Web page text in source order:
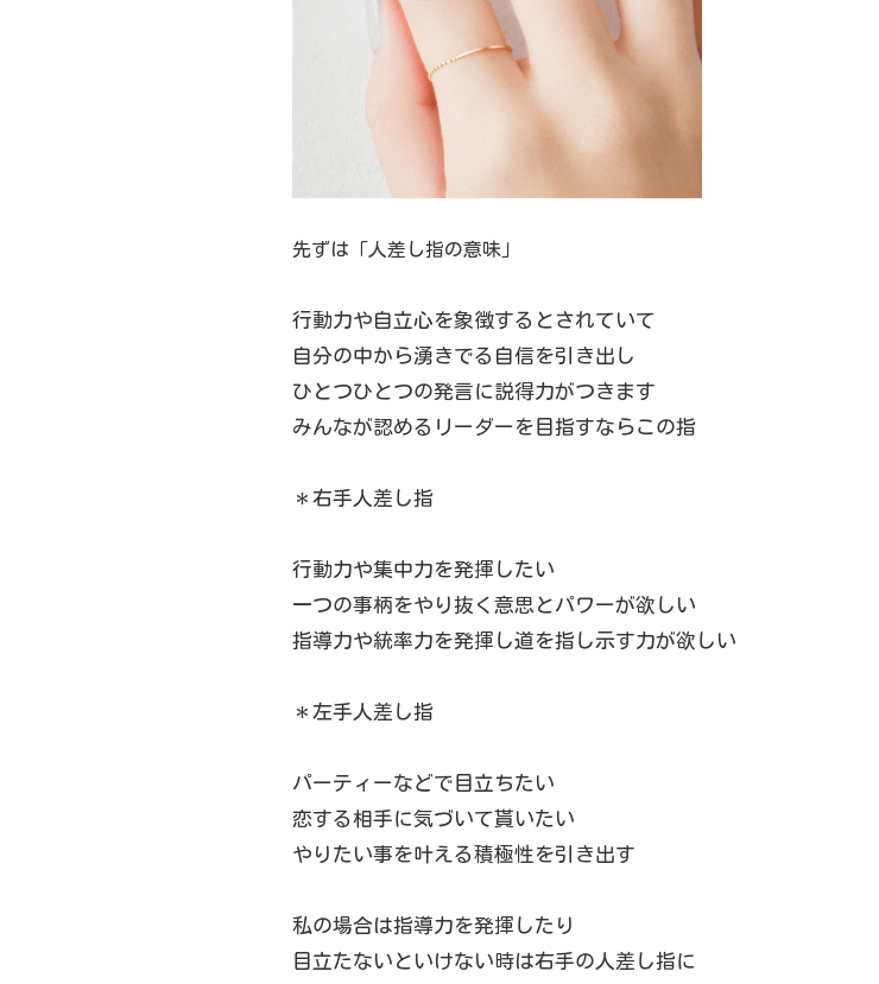
先ずは「人差し指の意味」
行動力や自立心を象徴するとされていて
自分の中から湧きでる自信を引き出し
ひとつひとつの発言に説得力がつきます
みんなが認めるリーダーを目指すならこの指
＊右手人差し指
行動力や集中力を発揮したい
一つの事柄をやり抜く意思とパワーが欲しい
指導力や統率力を発揮し道を指し示す力が欲しい
＊左手人差し指
パーティーなどで目立ちたい
恋する相手に気づいて貰いたい
やりたい事を叶える積極性を引き出す
私の場合は指導力を発揮したり
目立たないといけない時は右手の人差し指に